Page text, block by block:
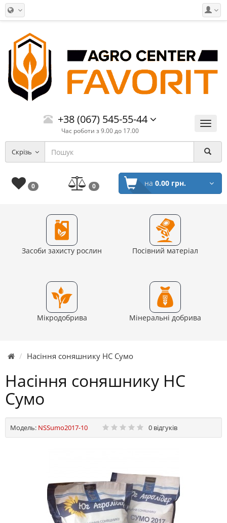
Меню
+38 (067) 545-55-44
Час роботи з 9.00 до 17.00
Скрізь
0 0 на 0.00 грн.
Засоби захисту рослин Посівний матеріал
Мікродобрива Мінеральні добрива
Насіння соняшнику НС Сумо
Насіння соняшнику НС
Сумо
Модель: NSSumo2017-10 0 відгуків